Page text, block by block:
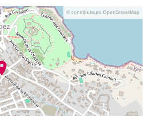
© contributeurs OpenStreetMap